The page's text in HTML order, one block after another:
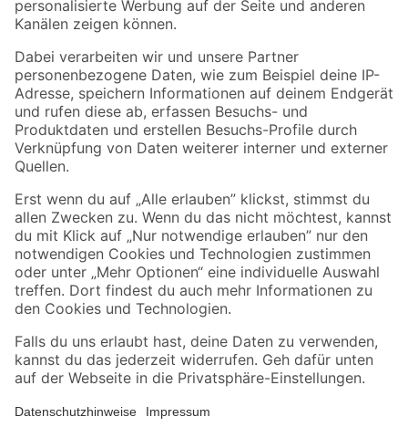
Zahlungsarten Versandarten
Sicher einkaufen
Jetzt die toom-App herunterladen
Alle Preisangaben in EUR inkl. gesetzl. MwSt.. Die dargestellten Angebote sind unter
Umständen nicht in allen Märkten verfügbar. Die angegebenen Verfügbarkeiten beziehen
sich auf den unter "Mein Markt" ausgewählten toom Baumarkt. Alle Angebote und
*Paketversand ab 59 € versandkostenfrei, gilt nicht für Artikel mit Speditionsversand, hier
fallen zusätzliche Versandkosten an.